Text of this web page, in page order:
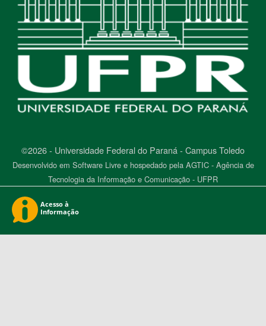
©2026 - Universidade Federal do Paraná - Campus Toledo
Desenvolvido em Software Livre e hospedado pela AGTIC - Agência de
Tecnologia da Informação e Comunicação - UFPR